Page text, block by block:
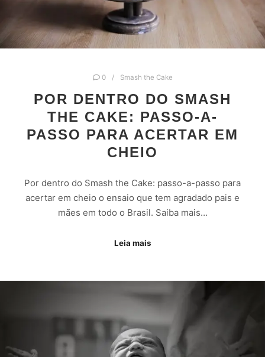
0 Smash the Cake
POR DENTRO DO SMASH
THE CAKE: PASSO-A-
PASSO PARA ACERTAR EM
CHEIO
Por dentro do Smash the Cake: passo-a-passo para
acertar em cheio o ensaio que tem agradado pais e
mães em todo o Brasil. Saiba mais…
Leia mais